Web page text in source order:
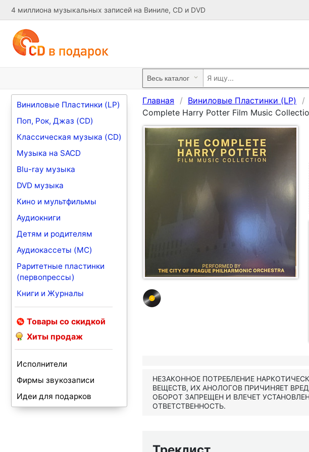
4 миллиона музыкальных записей на Виниле, CD и DVD
Виниловые Пластинки (LP)
Поп, Рок, Джаз (CD)
Классическая музыка (CD)
Музыка на SACD
Blu-ray музыка
DVD музыка
Кино и мультфильмы
Аудиокниги
Детям и родителям
Аудиокассеты (MC)
Раритетные пластинки
(первопрессы)
Книги и Журналы
Товары со скидкой
Хиты продаж
Исполнители
Фирмы звукозаписи
Идеи для подарков
Главная Виниловые Пластинки (LP)
Complete Harry Potter Film Music
НЕЗАКОННОЕ ПОТРЕБЛЕНИЕ
ВЕЩЕСТВ, ИХ АНОЛОГОВ ПРИЧИНЯЕТ
ОБОРОТ ЗАПРЕЩЕН И ВЛЕЧЕТ
ОТВЕТСТВЕННОСТЬ.